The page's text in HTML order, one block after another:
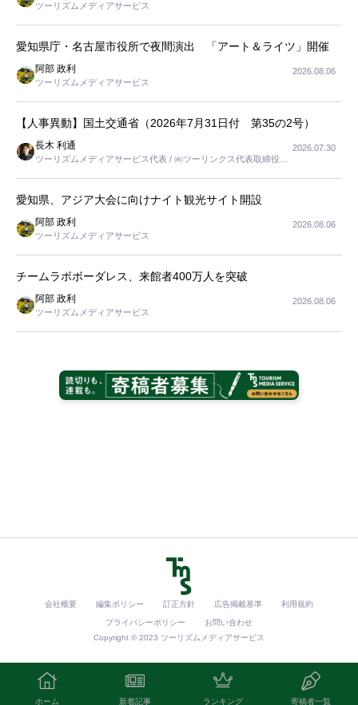
ホーム 新着記事 ランキング 寄稿者一覧
ツーリズムメディアサービス
愛知県庁・名古屋市役所で夜間演出 「アート＆ライツ」開催
阿部 政利
ツーリズムメディアサービス
2026.08.06
【人事異動】国土交通省（2026年7月31日付 第35の2号）
長木 利通
ツーリズムメディアサービス代表 / ㈱ツーリンクス代表取締役社
2026.07.30
愛知県、アジア大会に向けナイト観光サイト開設
阿部 政利
ツーリズムメディアサービス
2026.08.06
チームラボボーダレス、来館者400万人を突破
阿部 政利
ツーリズムメディアサービス
2026.08.06
会社概要 編集ポリシー 訂正方針 広告掲載基準 利用規約
プライバシーポリシー
お問い合わせ
Copyright © 2023 ツーリズムメディアサービス